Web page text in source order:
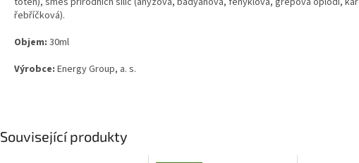
Související produkty
řebříčková).
Objem: 30ml
Výrobce: Energy Group, a. s.